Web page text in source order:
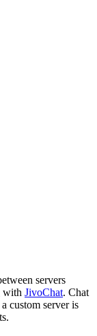
servers
with JivoChat. Chat
custom server is